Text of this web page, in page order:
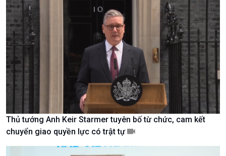
Giới thiệu
Thời sự
Thời sự 6h
Thời sự 12h
Thời sự 18h
Thời sự 21h30
Bản tin
Chuyên mục
Theo dòng Thời sự
Thủ tướng Anh Keir Starmer tuyên bố từ chức, cam kết
chuyển giao quyền lực có trật tự